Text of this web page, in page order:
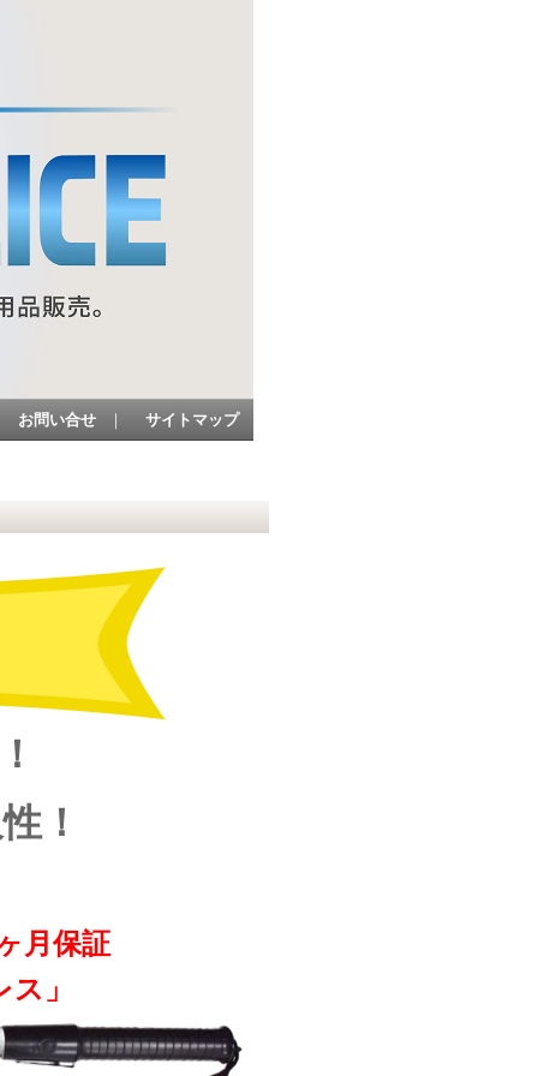
お問い合せ ｜ サイトマップ
！
月保証
」